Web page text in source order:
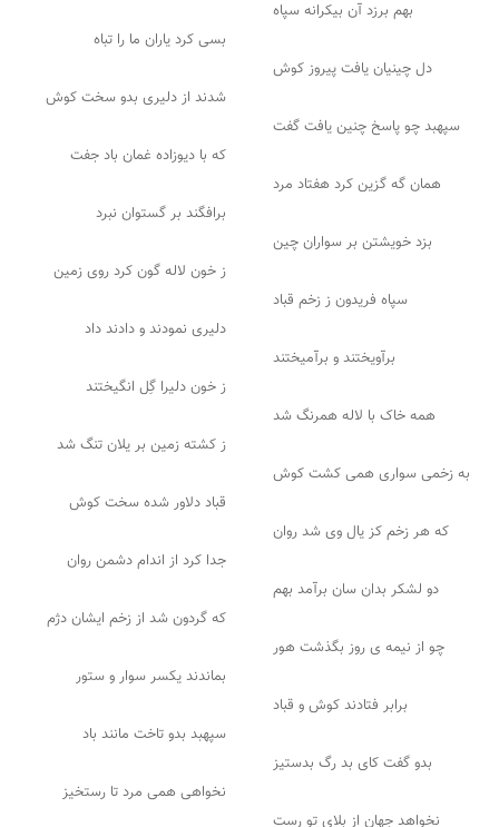
بهم برزد آن بیکرانه سپاه
بسی کرد یاران ما را تباه
دل چینیان یافت پیروز کوش
شدند از دلیری بدو سخت کوش
سپهبد چو پاسخ چنین یافت گفت
که با دیوزاده غمان باد جفت
همان گه گزین کرد هفتاد مرد
برافگند بر گستوان نبرد
بزد خویشتن بر سواران چین
ز خون لاله گون کرد روی زمین
سپاه فریدون ز زخم قباد
دلیری نمودند و دادند داد
برآویختند و برآمیختند
ز خون دلیرا گِل انگیختند
همه خاک با لاله همرنگ شد
ز کشته زمین بر یلان تنگ شد
به زخمی سواری همی کشت کوش
قباد دلاور شده سخت کوش
که هر زخم کز یال وی شد روان
جدا کرد از اندام دشمن روان
دو لشکر بدان سان برآمد بهم
که گردون شد از زخم ایشان دژم
چو از نیمه ی روز بگذشت هور
بماندند یکسر سوار و ستور
برابر فتادند کوش و قباد
سپهبد بدو تاخت مانند باد
بدو گفت کای بد رگ بدستیز
نخواهی همی مرد تا رستخیز
نخواهد جهان از بلای تو رست